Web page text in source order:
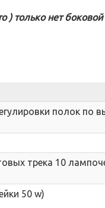
) только нет боковой
полок по
трека 10
50 w)